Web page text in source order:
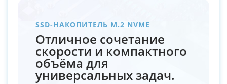
SSD-НАКОПИТЕЛЬ M.2 NVME
Отличное сочетание
скорости и компактного
объёма для
универсальных задач.